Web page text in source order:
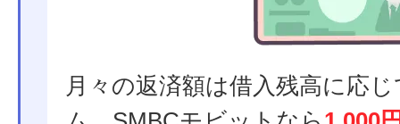
月々の返済額は借入残高に応